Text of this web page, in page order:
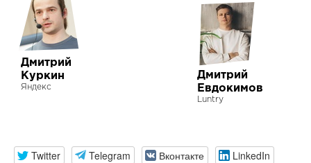
Дмитрий
Куркин
Яндекс
Дмитрий
Евдокимов
Luntry
Twitter Telegram Вконтакте LinkedIn